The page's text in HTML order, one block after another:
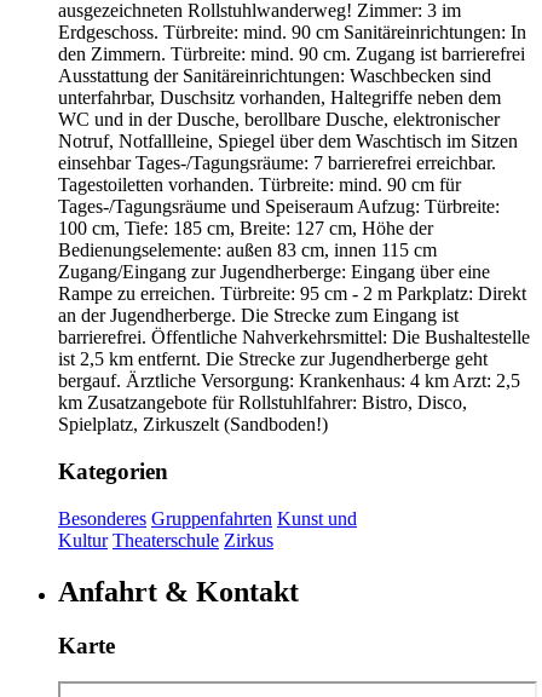
ausgezeichneten Rollstuhlwanderweg! Zimmer: 3 im
Erdgeschoss. Türbreite: mind. 90 cm Sanitäreinrichtungen: In
den Zimmern. Türbreite: mind. 90 cm. Zugang ist barrierefrei
Ausstattung der Sanitäreinrichtungen: Waschbecken sind
unterfahrbar, Duschsitz vorhanden, Haltegriffe neben dem
WC und in der Dusche, berollbare Dusche, elektronischer
Notruf, Notfallleine, Spiegel über dem Waschtisch im Sitzen
einsehbar Tages-/Tagungsräume: 7 barrierefrei erreichbar.
Tagestoiletten vorhanden. Türbreite: mind. 90 cm für
Tages-/Tagungsräume und Speiseraum Aufzug: Türbreite:
100 cm, Tiefe: 185 cm, Breite: 127 cm, Höhe der
Bedienungselemente: außen 83 cm, innen 115 cm
Zugang/Eingang zur Jugendherberge: Eingang über eine
Rampe zu erreichen. Türbreite: 95 cm - 2 m Parkplatz: Direkt
an der Jugendherberge. Die Strecke zum Eingang ist
barrierefrei. Öffentliche Nahverkehrsmittel: Die Bushaltestelle
ist 2,5 km entfernt. Die Strecke zur Jugendherberge geht
bergauf. Ärztliche Versorgung: Krankenhaus: 4 km Arzt: 2,5
km Zusatzangebote für Rollstuhlfahrer: Bistro, Disco,
Spielplatz, Zirkuszelt (Sandboden!)
Kategorien
Besonderes Gruppenfahrten Kunst und
Kultur Theaterschule Zirkus
Anfahrt & Kontakt
Karte